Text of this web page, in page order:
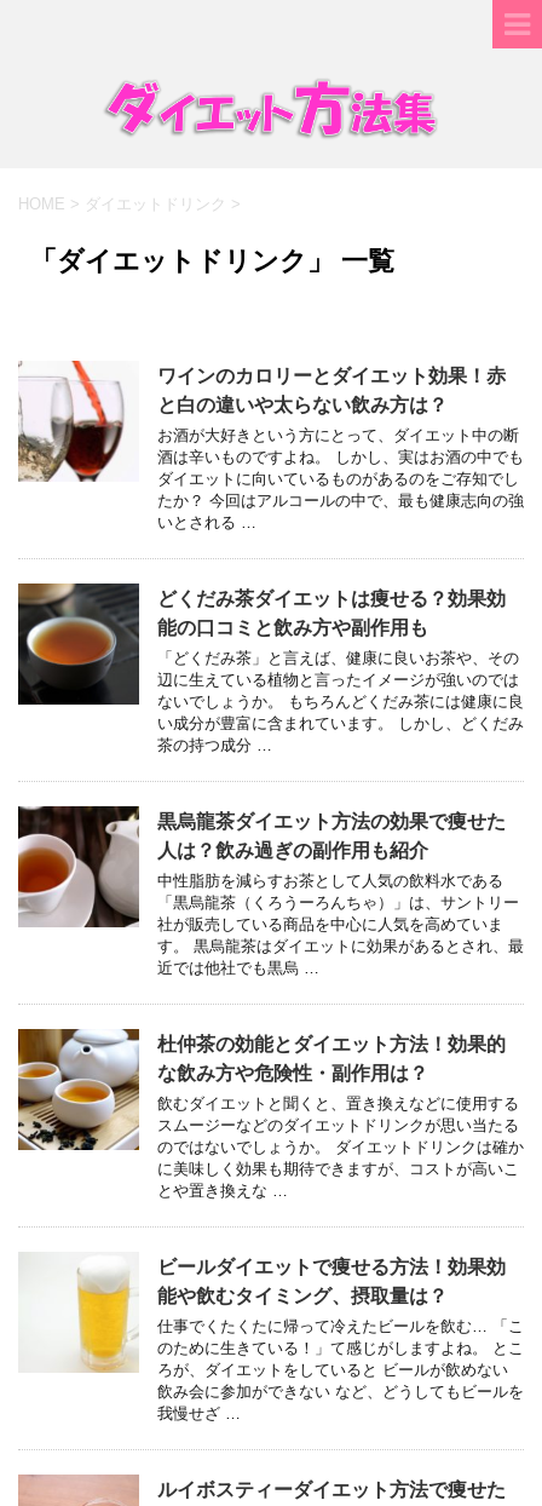
HOME > ダイエットドリンク >
「ダイエットドリンク」 一覧
ワインのカロリーとダイエット効果！赤
と白の違いや太らない飲み方は？
お酒が大好きという方にとって、ダイエット中の断
酒は辛いものですよね。 しかし、実はお酒の中でも
ダイエットに向いているものがあるのをご存知でし
たか？ 今回はアルコールの中で、最も健康志向の強
いとされる …
どくだみ茶ダイエットは痩せる？効果効
能の口コミと飲み方や副作用も
「どくだみ茶」と言えば、健康に良いお茶や、その
辺に生えている植物と言ったイメージが強いのでは
ないでしょうか。 もちろんどくだみ茶には健康に良
い成分が豊富に含まれています。 しかし、どくだみ
茶の持つ成分 …
黒烏龍茶ダイエット方法の効果で痩せた
人は？飲み過ぎの副作用も紹介
中性脂肪を減らすお茶として人気の飲料水である
「黒烏龍茶（くろうーろんちゃ）」は、サントリー
社が販売している商品を中心に人気を高めていま
す。 黒烏龍茶はダイエットに効果があるとされ、最
近では他社でも黒烏 …
杜仲茶の効能とダイエット方法！効果的
な飲み方や危険性・副作用は？
飲むダイエットと聞くと、置き換えなどに使用する
スムージーなどのダイエットドリンクが思い当たる
のではないでしょうか。 ダイエットドリンクは確か
に美味しく効果も期待できますが、コストが高いこ
とや置き換えな …
ビールダイエットで痩せる方法！効果効
能や飲むタイミング、摂取量は？
仕事でくたくたに帰って冷えたビールを飲む… 「こ
のために生きている！」て感じがしますよね。 とこ
ろが、ダイエットをしていると ビールが飲めない
飲み会に参加ができない など、どうしてもビールを
我慢せざ …
ルイボスティーダイエット方法で痩せた